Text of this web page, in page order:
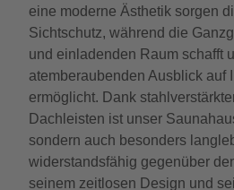
eine moderne Ästhetik sorgen
Sichtschutz, während die
und einladenden Raum schafft
atemberaubenden Ausblick auf
ermöglicht. Dank
Dachleisten ist unser
sondern auch besonders
widerstandsfähig gegenüber
seinem zeitlosen Design und